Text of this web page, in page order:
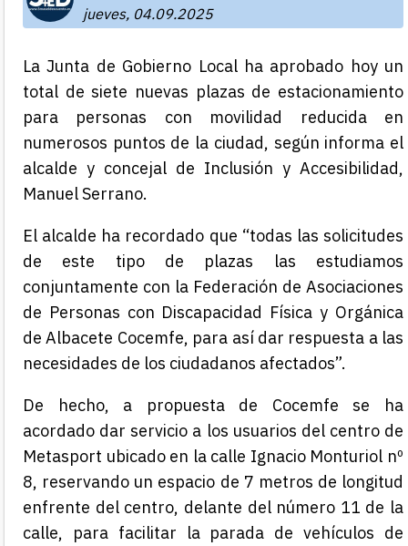
jueves, 04.09.2025
La Junta de Gobierno Local ha aprobado hoy un
total de siete nuevas plazas de estacionamiento
para personas con movilidad reducida en
numerosos puntos de la ciudad, según informa el
alcalde y concejal de Inclusión y Accesibilidad,
Manuel Serrano.
El alcalde ha recordado que “todas las solicitudes
de este tipo de plazas las estudiamos
conjuntamente con la Federación de Asociaciones
de Personas con Discapacidad Física y Orgánica
de Albacete Cocemfe, para así dar respuesta a las
necesidades de los ciudadanos afectados”.
De hecho, a propuesta de Cocemfe se ha
acordado dar servicio a los usuarios del centro de
Metasport ubicado en la calle Ignacio Monturiol nº
8, reservando un espacio de 7 metros de longitud
enfrente del centro, delante del número 11 de la
calle, para facilitar la parada de vehículos de